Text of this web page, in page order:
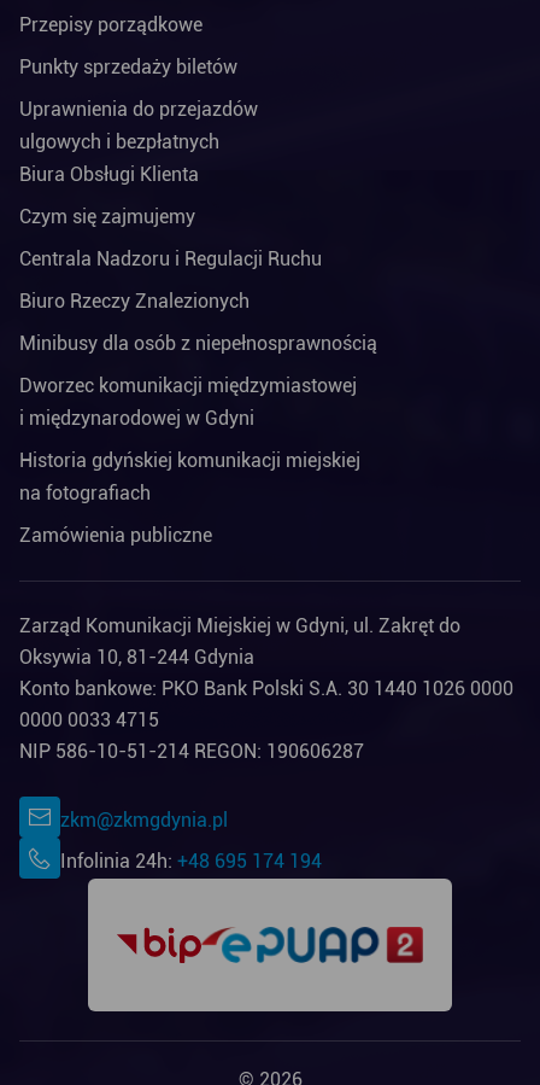
Przepisy porządkowe
Punkty sprzedaży biletów
Uprawnienia do przejazdów
ulgowych i bezpłatnych
Biura Obsługi Klienta
Czym się zajmujemy
Centrala Nadzoru i Regulacji Ruchu
Biuro Rzeczy Znalezionych
Minibusy dla osób z niepełnosprawnością
Dworzec komunikacji międzymiastowej
i międzynarodowej w Gdyni
Historia gdyńskiej komunikacji miejskiej
na fotografiach
Zamówienia publiczne
Zarząd Komunikacji Miejskiej w Gdyni, ul. Zakręt do
Oksywia 10, 81-244 Gdynia
Konto bankowe: PKO Bank Polski S.A. 30 1440 1026 0000
0000 0033 4715
NIP 586-10-51-214 REGON: 190606287
zkm@zkmgdynia.pl
Infolinia 24h: +48 695 174 194
© 2026